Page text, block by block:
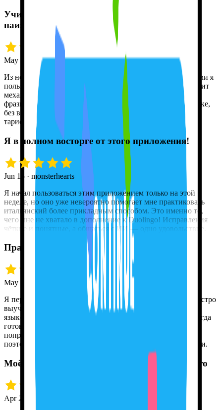
Учит механике языка, а не просто словам
наизусть
May 10 · Eric K.
Из нескольких приложений для изучения языков, которыми я
пользовался, это единственное, которое действительно учит
механике языка — а не просто заставляет зубрить слова и
фразы, как дрессированная обезьянка. Это лучшее на рынке,
без вариантов, и оно точно стоит того, чтобы перейти на
тариф Pro.
Я в полном восторге от этого приложения!
Jun 15 · monsterhearts
Я начал пользоваться этим приложением только на этой
неделе, но оно уже невероятно помогает мне практиковать
итальянский более прикладным способом. Это именно то,
чего мне не хватало в дополнение к Duolingo! Исправления
чёткие и понятные, а общаться с ИИ — одно удовольствие.
Практика, практика и ещё раз практика!
May 18 · snrh5432
Я переехал из Торонто в Монреаль, и мне нужно было быстро
выучить французский. Но свободно заговорить на новом
языке трудно, если не с кем практиковаться. Tutor Lily всегда
готова поболтать, и я совсем не обижаюсь, когда она меня
поправляет. С ней я могу делать сколько угодно ошибок и
поэтому не стесняюсь, когда говорю с настоящими людьми.
Моё произношение наконец-то встало на место
Apr 21 · Grace D.